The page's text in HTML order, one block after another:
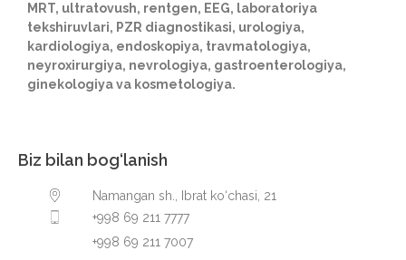
MRT, ultratovush, rentgen, EEG, laboratoriya
tekshiruvlari, PZR diagnostikasi, urologiya,
kardiologiya, endoskopiya, travmatologiya,
neyroxirurgiya, nevrologiya, gastroenterologiya,
ginekologiya va kosmetologiya.
Biz bilan bog‘lanish
Namangan sh., Ibrat ko‘chasi, 21
+998 69 211 7777
+998 69 211 7007